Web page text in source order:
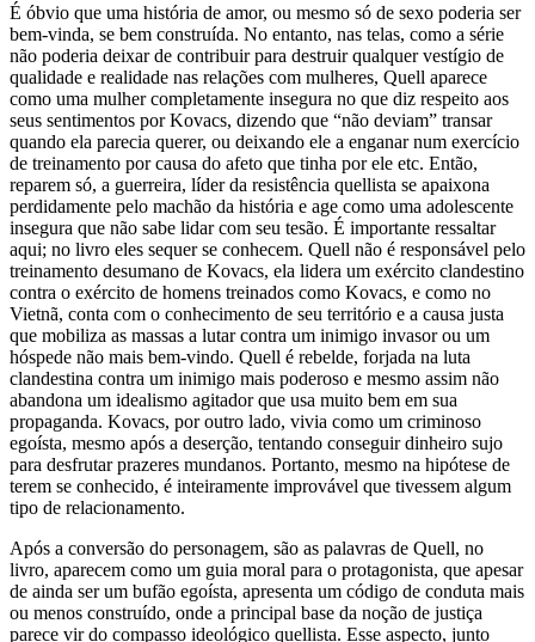
É óbvio que uma história de amor, ou mesmo só de sexo poderia ser
bem-vinda, se bem construída. No entanto, nas telas, como a série
não poderia deixar de contribuir para destruir qualquer vestígio de
qualidade e realidade nas relações com mulheres, Quell aparece
como uma mulher completamente insegura no que diz respeito aos
seus sentimentos por Kovacs, dizendo que “não deviam” transar
quando ela parecia querer, ou deixando ele a enganar num exercício
de treinamento por causa do afeto que tinha por ele etc. Então,
reparem só, a guerreira, líder da resistência quellista se apaixona
perdidamente pelo machão da história e age como uma adolescente
insegura que não sabe lidar com seu tesão. É importante ressaltar
aqui; no livro eles sequer se conhecem. Quell não é responsável pelo
treinamento desumano de Kovacs, ela lidera um exército clandestino
contra o exército de homens treinados como Kovacs, e como no
Vietnã, conta com o conhecimento de seu território e a causa justa
que mobiliza as massas a lutar contra um inimigo invasor ou um
hóspede não mais bem-vindo. Quell é rebelde, forjada na luta
clandestina contra um inimigo mais poderoso e mesmo assim não
abandona um idealismo agitador que usa muito bem em sua
propaganda. Kovacs, por outro lado, vivia como um criminoso
egoísta, mesmo após a deserção, tentando conseguir dinheiro sujo
para desfrutar prazeres mundanos. Portanto, mesmo na hipótese de
terem se conhecido, é inteiramente improvável que tivessem algum
tipo de relacionamento.
Após a conversão do personagem, são as palavras de Quell, no
livro, aparecem como um guia moral para o protagonista, que apesar
de ainda ser um bufão egoísta, apresenta um código de conduta mais
ou menos construído, onde a principal base da noção de justiça
parece vir do compasso ideológico quellista. Esse aspecto, junto